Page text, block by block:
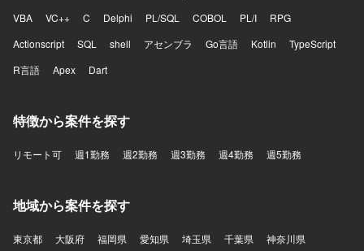
VBA
VC++ C Delphi PL/SQL COBOL PL/I
RPG
Actionscript
SQL shell アセンブラ Go言語 Kotlin
TypeScript
R言語
Apex Dart
特徴から案件を探す
リモート可 週1勤務 週2勤務 週3勤務 週4勤務 週5勤務
地域から案件を探す
東京都 大阪府 福岡県 愛知県 埼玉県 千葉県 神奈川県